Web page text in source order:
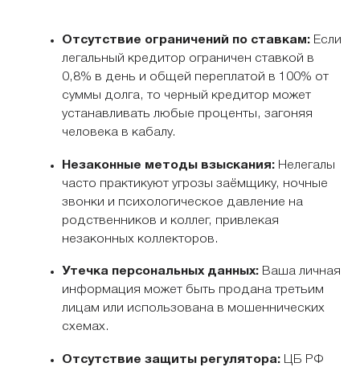
Отсутствие ограничений по ставкам:Если
легальный кредитор ограничен ставкой в
0,8% в день и общей переплатой в 100% от
суммы долга, то черный кредитор может
устанавливать любые проценты, загоняя
человека в кабалу.
Незаконные методы взыскания:Нелегалы
часто практикуют угрозы заёмщику, ночные
звонки и психологическое давление на
родственников и коллег, привлекая
незаконных коллекторов.
Утечка персональных данных:Ваша личная
информация может быть продана третьим
лицам или использована в мошеннических
схемах.
Отсутствие защиты регулятора:ЦБ РФ